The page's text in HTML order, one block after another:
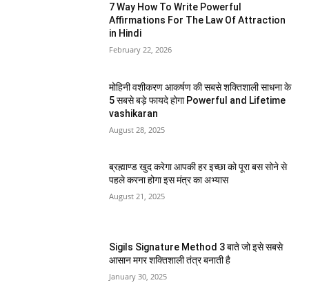
7 Way How To Write Powerful
Affirmations For The Law Of Attraction
in Hindi
February 22, 2026
मोहिनी वशीकरण आकर्षण की सबसे शक्तिशाली साधना के
5 सबसे बड़े फायदे होगा Powerful and Lifetime
vashikaran
August 28, 2025
ब्रह्माण्ड खुद करेगा आपकी हर इच्छा को पूरा बस सोने से
पहले करना होगा इस मंत्र का अभ्यास
August 21, 2025
Sigils Signature Method 3 बाते जो इसे सबसे
आसान मगर शक्तिशाली तंत्र बनाती है
January 30, 2025